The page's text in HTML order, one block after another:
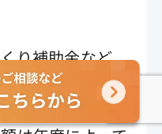
り補助金など、
導入を支援する
て心強い味方で